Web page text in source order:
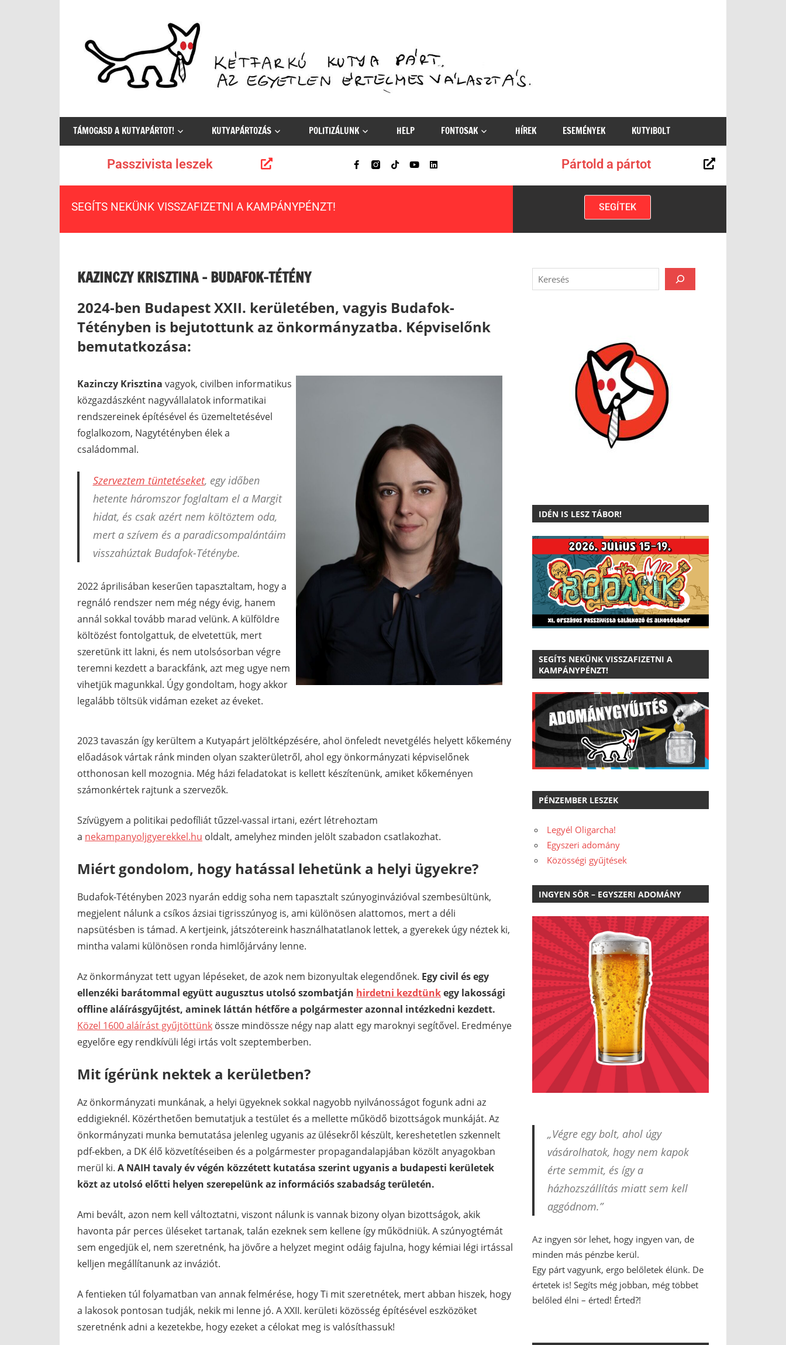
egyetlen
értelmes
választás
TÁMOGASD A KUTYAPÁRTOT! KUTYAPÁRTOZÁS POLITIZÁLUNK HELP FONTOSAK HÍREK ESEMÉNYEK KUTYIBOLT
Passzivista leszek Pártold a pártot
SEGÍTS NEKÜNK VISSZAFIZETNI A KAMPÁNYPÉNZT! SEGÍTEK
KAZINCZY KRISZTINA – BUDAFOK-TÉTÉNY
2024-ben Budapest XXII. kerületében, vagyis Budafok-
Tétényben is bejutottunk az önkormányzatba. Képviselőnk
bemutatkozása:
Kazinczy Krisztina vagyok, civilben informatikus
közgazdászként nagyvállalatok informatikai
rendszereinek építésével és üzemeltetésével
foglalkozom, Nagytétényben élek a
családommal.
Szerveztem tüntetéseket, egy időben
hetente háromszor foglaltam el a Margit
hidat, és csak azért nem költöztem oda,
mert a szívem és a paradicsompalántáim
visszahúztak Budafok-Téténybe.
2022 áprilisában keserűen tapasztaltam, hogy a
regnáló rendszer nem még négy évig, hanem
annál sokkal tovább marad velünk. A külföldre
költözést fontolgattuk, de elvetettük, mert
szeretünk itt lakni, és nem utolsósorban végre
teremni kezdett a barackfánk, azt meg ugye nem
vihetjük magunkkal. Úgy gondoltam, hogy akkor
legalább töltsük vidáman ezeket az éveket.
2023 tavaszán így kerültem a Kutyapárt jelöltképzésére, ahol önfeledt nevetgélés helyett kőkemény
előadások vártak ránk minden olyan szakterületről, ahol egy önkormányzati képviselőnek
otthonosan kell mozognia. Még házi feladatokat is kellett készítenünk, amiket kőkeményen
számonkértek rajtunk a szervezők.
Szívügyem a politikai pedofíliát tűzzel-vassal irtani, ezért létrehoztam
a nekampanyoljgyerekkel.hu oldalt, amelyhez minden jelölt szabadon csatlakozhat.
Miért gondolom, hogy hatással lehetünk a helyi ügyekre?
Budafok-Tétényben 2023 nyarán eddig soha nem tapasztalt szúnyoginvázióval szembesültünk,
megjelent nálunk a csíkos ázsiai tigrisszúnyog is, ami különösen alattomos, mert a déli
napsütésben is támad. A kertjeink, játszótereink használhatatlanok lettek, a gyerekek úgy néztek ki,
mintha valami különösen ronda himlőjárvány lenne.
Az önkormányzat tett ugyan lépéseket, de azok nem bizonyultak elegendőnek. Egy civil és egy
ellenzéki barátommal együtt augusztus utolsó szombatján hirdetni kezdtünkegy lakossági
offline aláírásgyűjtést, aminek láttán hétfőre a polgármester azonnal intézkedni kezdett.
Közel 1600 aláírást gyűjtöttünk össze mindössze négy nap alatt egy maroknyi segítővel. Eredménye
egyelőre egy rendkívüli légi irtás volt szeptemberben.
Mit ígérünk nektek a kerületben?
Az önkormányzati munkának, a helyi ügyeknek sokkal nagyobb nyilvánosságot fogunk adni az
eddigieknél. Közérthetően bemutatjuk a testület és a mellette működő bizottságok munkáját. Az
önkormányzati munka bemutatása jelenleg ugyanis az ülésekről készült, kereshetetlen szkennelt
pdf-ekben, a DK élő közvetítéseiben és a polgármester propagandalapjában közölt anyagokban
merül ki. A NAIH tavaly év végén közzétett kutatása szerint ugyanis a budapesti kerületek
közt az utolsó előtti helyen szerepelünk az információs szabadság területén.
Ami bevált, azon nem kell változtatni, viszont nálunk is vannak bizony olyan bizottságok, akik
havonta pár perces üléseket tartanak, talán ezeknek sem kellene így működniük. A szúnyogtémát
sem engedjük el, nem szeretnénk, ha jövőre a helyzet megint odáig fajulna, hogy kémiai légi irtással
kelljen megállítanunk az inváziót.
A fentieken túl folyamatban van annak felmérése, hogy Ti mit szeretnétek, mert abban hiszek, hogy
a lakosok pontosan tudják, nekik mi lenne jó. A XXII. kerületi közösség építésével eszközöket
szeretnénk adni a kezetekbe, hogy ezeket a célokat meg is valósíthassuk!
IDÉN IS LESZ TÁBOR!
SEGÍTS NEKÜNK VISSZAFIZETNI A
KAMPÁNYPÉNZT!
PÉNZEMBER LESZEK
Legyél Oligarcha!
Egyszeri adomány
Közösségi gyűjtések
INGYEN SÖR – EGYSZERI ADOMÁNY
„Végre egy bolt, ahol úgy
vásárolhatok, hogy nem kapok
érte semmit, és így a
házhozszállítás miatt sem kell
aggódnom.”
Az ingyen sör lehet, hogy ingyen van, de
minden más pénzbe kerül.
Egy párt vagyunk, ergo belőletek élünk. De
értetek is! Segíts még jobban, még többet
belőled élni – érted! Érted?!